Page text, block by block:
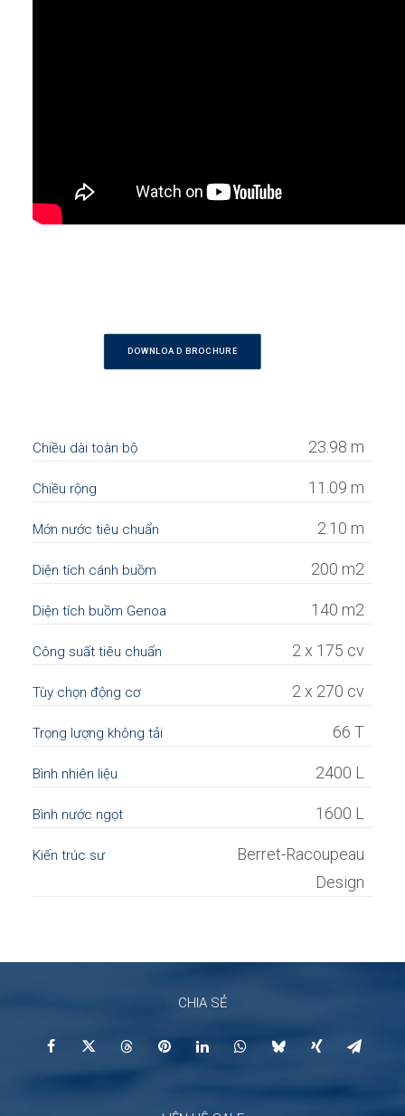
DOWNLOAD BROCHURE
Chiều dài toàn bộ 23.98 m
Chiều rộng 11.09 m
Mớn nước tiêu chuẩn 2.10 m
Diện tích cánh buồm 200 m2
Diện tích buồm Genoa 140 m2
Công suất tiêu chuẩn 2 x 175 cv
Tùy chọn động cơ 2 x 270 cv
Trọng lượng không tải 66 T
Bình nhiên liệu 2400 L
Bình nước ngọt 1600 L
Kiến trúc sư
Berret-Racoupeau
Design
CHIA SẺ